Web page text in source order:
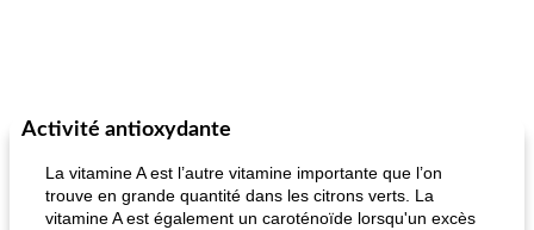
Activité antioxydante
La vitamine A est l’autre vitamine importante que l’on
trouve en grande quantité dans les citrons verts. La
vitamine A est également un caroténoïde lorsqu'un excès